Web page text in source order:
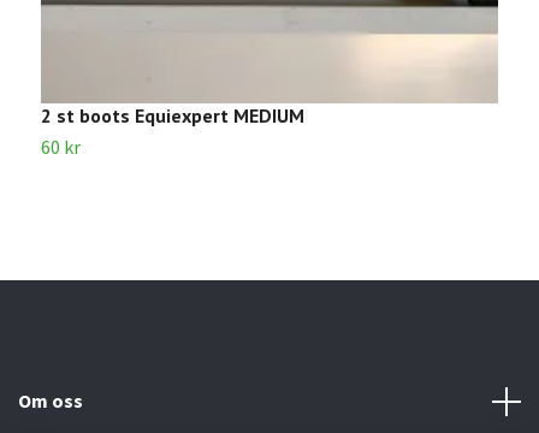
2 st boots Equiexpert MEDIUM
60 kr
Om oss